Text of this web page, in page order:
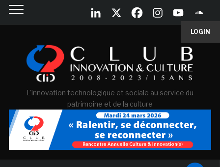
LOGIN
L'innovation technologique et sociale au service du
patrimoine et de la culture